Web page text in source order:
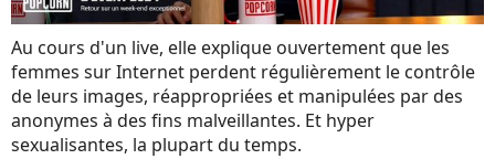
Au cours d'un live, elle explique ouvertement que les
femmes sur Internet perdent régulièrement le contrôle
de leurs images, réappropriées et manipulées par des
anonymes à des fins malveillantes. Et hyper
sexualisantes, la plupart du temps.